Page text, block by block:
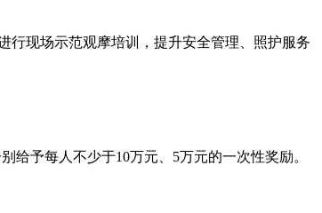
行现场示范观摩培训，提升安全管理、照护服务
给予每人不少于10万元、5万元的一次性奖励。